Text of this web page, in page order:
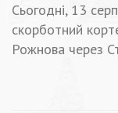
Сьогодні, 13
скорботний
Рожнова через